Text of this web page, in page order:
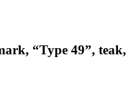
“Type 49”,